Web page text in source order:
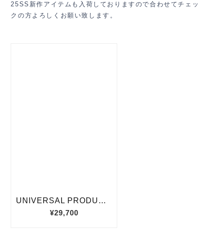
25SS新作アイテムも入荷しておりますので合わせてチェッ
クの方よろしくお願い致します。